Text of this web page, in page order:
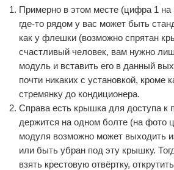
Примерно в этом месте (цифра 1
где-то рядом у вас может быть
как у флешки (возможно спрятан
счастливый человек, вам нужно
модуль и вставить его в данный
почти никаких с установкой, кроме
стремянку до кондиционера.
Справа есть крышка для доступа к
держится на одном болте (на фото
модуля возможно может выходить
или быть убран под эту крышку.
взять крестовую отвёртку,